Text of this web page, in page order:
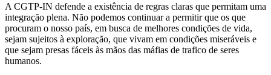
A CGTP-IN defende a existência de regras claras que permitam uma
integração plena. Não podemos continuar a permitir que os que
procuram o nosso país, em busca de melhores condições de vida,
sejam sujeitos à exploração, que vivam em condições miseráveis e
que sejam presas fáceis às mãos das máfias de trafico de seres
humanos.